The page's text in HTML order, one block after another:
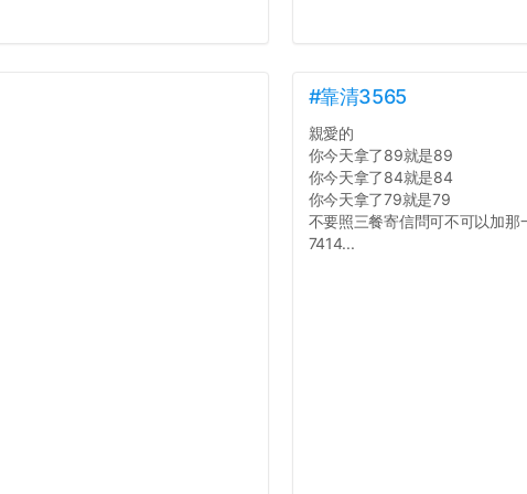
#靠清3565
親愛的
你今天拿了89就是89
你今天拿了84就是84
你今天拿了79就是79
不要照三餐寄信問可不可以加那
7414...